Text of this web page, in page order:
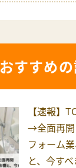
おすすめ
【速報】
→全面再開
フォーム
と、今す